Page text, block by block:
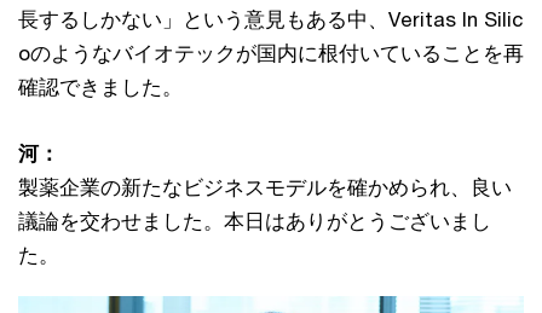
長するしかない」という意見もある中、Veritas In Silic
oのようなバイオテックが国内に根付いていることを再
確認できました。
河：
製薬企業の新たなビジネスモデルを確かめられ、良い
議論を交わせました。本日はありがとうございまし
た。